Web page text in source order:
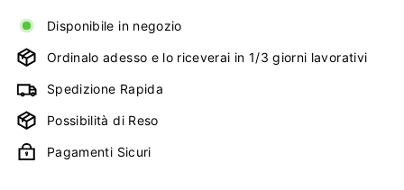
Disponibile in negozio
Ordinalo adesso e lo riceverai in 1/3 giorni lavorativi
Spedizione Rapida
Possibilità di Reso
Pagamenti Sicuri